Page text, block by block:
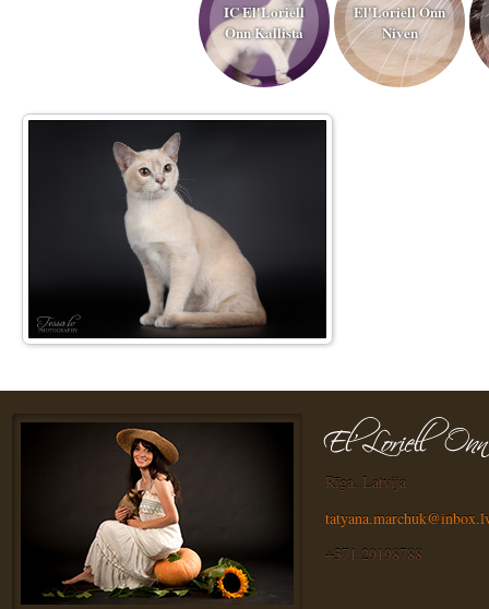
IC El'Loriell
Onn Kallista
El'Loriell Onn
Niven
Rīga, Latvija
+371 29198788